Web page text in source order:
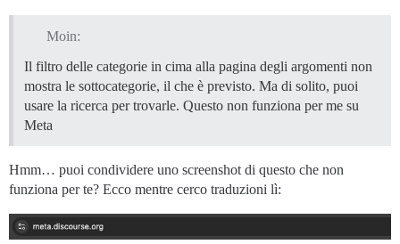
Moin:
Il filtro delle categorie in cima alla pagina degli argomenti non
mostra le sottocategorie, il che è previsto. Ma di solito, puoi
usare la ricerca per trovarle. Questo non funziona per me su
Meta
Hmm… puoi condividere uno screenshot di questo che non
funziona per te? Ecco mentre cerco traduzioni lì: